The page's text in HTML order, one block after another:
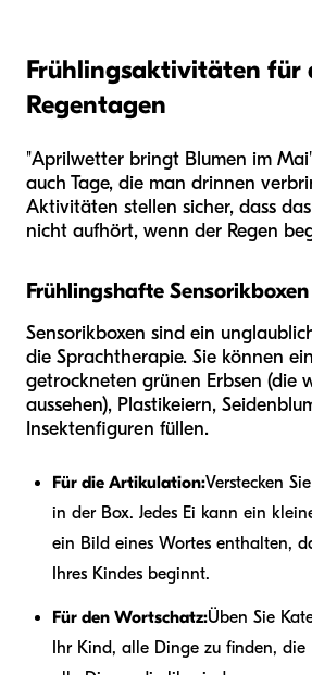
Frühlingsaktivitäten für
Regentagen
"Aprilwetter bringt Blumen im
auch Tage, die man drinnen
Aktivitäten stellen sicher, dass
nicht aufhört, wenn der Regen
Frühlingshafte Sensorikboxen
Sensorikboxen sind ein
die Sprachtherapie. Sie können
getrockneten grünen Erbsen (die
aussehen), Plastikeiern,
Insektenfiguren füllen.
Für die Artikulation:Verstecken
in der Box. Jedes Ei kann ein
ein Bild eines Wortes enthalten,
Ihres Kindes beginnt.
Für den Wortschatz:Üben Sie
Ihr Kind, alle Dinge zu finden,